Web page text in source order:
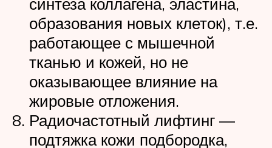
образования новых клеток), т.е.
работающее с мышечной
тканью и кожей, но не
оказывающее влияние на
жировые отложения.
Радиочастотный лифтинг —
подтяжка кожи подбородка,